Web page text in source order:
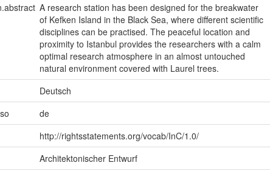
A research station has been designed for the breakwater
of Kefken Island in the Black Sea, where different scientific
disciplines can be practised. The peaceful location and
proximity to Istanbul provides the researchers with a calm
optimal research atmosphere in an almost untouched
natural environment covered with Laurel trees.
Deutsch
de
http://rightsstatements.org/vocab/InC/1.0/
Architektonischer Entwurf